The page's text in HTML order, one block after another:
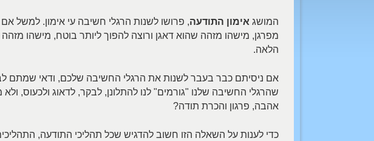
המושג אימון התודעה, פרושו לשנות הרגלי חשיבה עי אימון. למשל
מפרגן, מישהו מזהה שהוא דאגן ורוצה להפוך ליותר בוטח, מישהו מזהה
הלאה.
אם ניסיתם כבר בעבר לשנות את הרגלי החשיבה שלכם, ודאי שמתם
שהרגלי החשיבה שלנו "גורמים" לנו להתלונן, לבקר, לדאוג ולכעוס,
אהבה, פרגון והכרת תודה?
כדי לענות על השאלה הזו חשוב להדגיש שכל תהליכי התודעה,